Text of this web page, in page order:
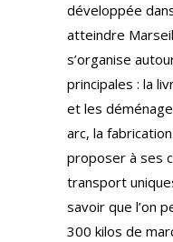
développée
atteindre
s’organise
principales : la
et les
arc, la
proposer à ses
transport
savoir que l’on
300 kilos de